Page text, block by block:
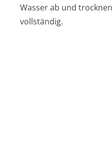
Wasser ab und
vollständig.